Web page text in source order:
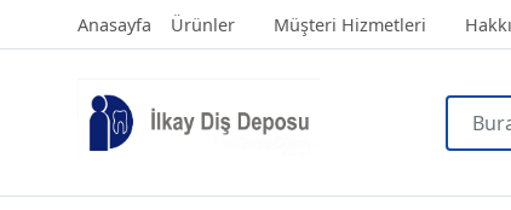
Anasayfa Ürünler Müşteri Hizmetleri